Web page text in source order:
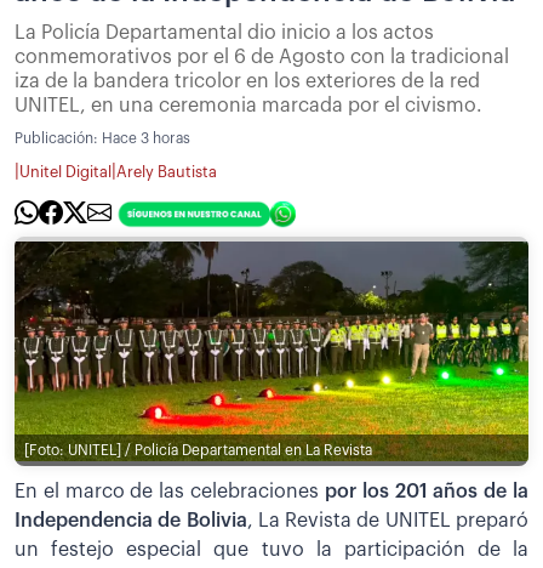
La Policía Departamental dio inicio a los actos
conmemorativos por el 6 de Agosto con la tradicional
iza de la bandera tricolor en los exteriores de la red
UNITEL, en una ceremonia marcada por el civismo.
Publicación: Hace 3 horas
Unitel Digital Arely Bautista
[Foto: UNITEL] / Policía Departamental en La Revista
En el marco de las celebraciones por los 201 años de la
Independencia de Bolivia, La Revista de UNITEL preparó
un festejo especial que tuvo la participación de la